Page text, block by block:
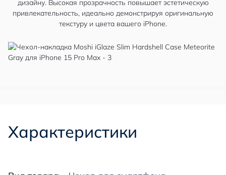
дизайну. Высокая прозрачность повышает эстетическую
привлекательность, идеально демонстрируя оригинальную
текстуру и цвета вашего iPhone.
Характеристики